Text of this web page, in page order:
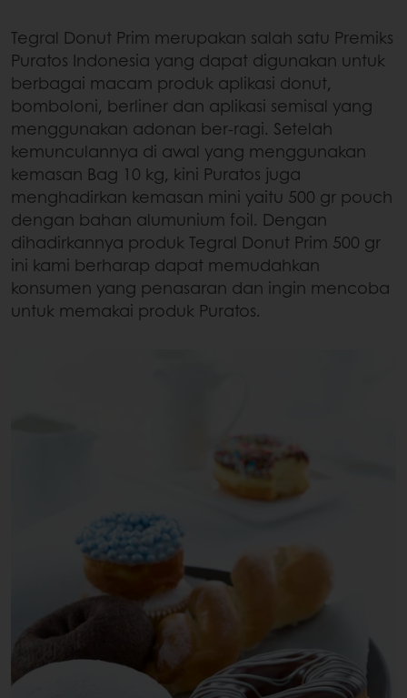
Tegral Donut Prim merupakan salah satu Premiks
Puratos Indonesia yang dapat digunakan untuk
berbagai macam produk aplikasi donut,
bomboloni, berliner dan aplikasi semisal yang
menggunakan adonan ber-ragi. Setelah
kemunculannya di awal yang menggunakan
kemasan Bag 10 kg, kini Puratos juga
menghadirkan kemasan mini yaitu 500 gr pouch
dengan bahan alumunium foil. Dengan
dihadirkannya produk Tegral Donut Prim 500 gr
ini kami berharap dapat memudahkan
konsumen yang penasaran dan ingin mencoba
untuk memakai produk Puratos.